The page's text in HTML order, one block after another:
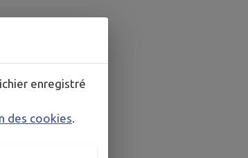
enregistré
des cookies.